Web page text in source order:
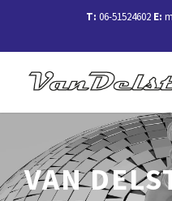
T: 06-51524602 E:
VAN